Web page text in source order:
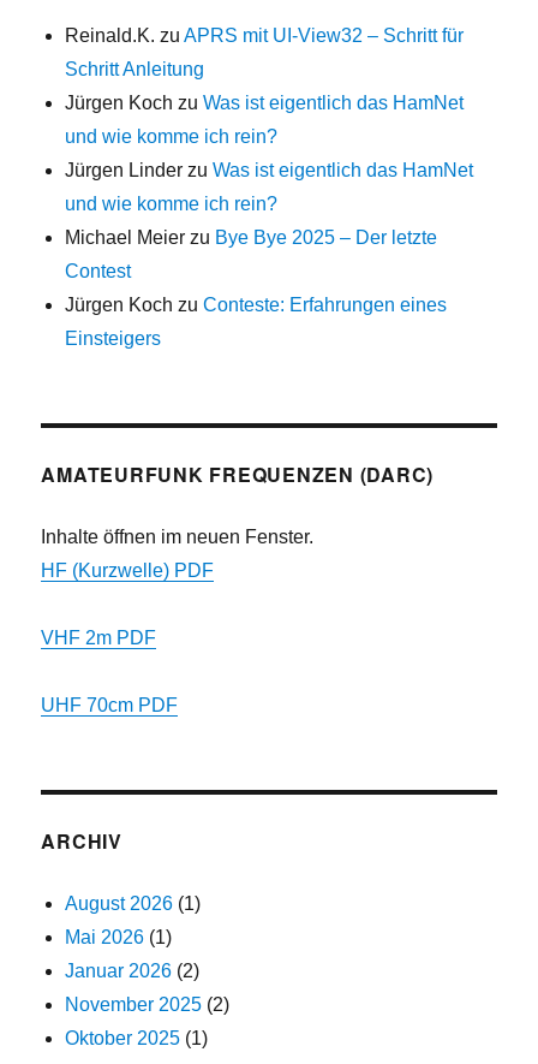
Reinald.K. zuAPRS mit UI-View32 – Schritt für
Schritt Anleitung
Jürgen Koch zuWas ist eigentlich das HamNet
und wie komme ich rein?
Jürgen Linder zuWas ist eigentlich das HamNet
und wie komme ich rein?
Michael Meier zu Bye Bye 2025 – Der letzte
Contest
Jürgen Koch zuConteste: Erfahrungen eines
Einsteigers
AMATEURFUNK FREQUENZEN (DARC)
Inhalte öffnen im neuen Fenster.
HF (Kurzwelle) PDF
VHF 2m PDF
UHF 70cm PDF
ARCHIV
August 2026 (1)
Mai 2026 (1)
Januar 2026 (2)
November 2025 (2)
Oktober 2025 (1)